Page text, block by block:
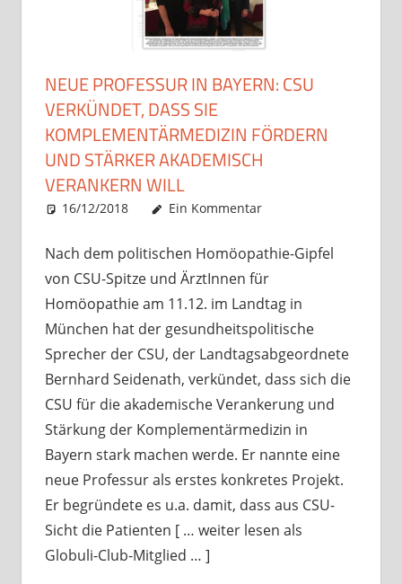
NEUE PROFESSUR IN BAYERN: CSU
VERKÜNDET, DASS SIE
KOMPLEMENTÄRMEDIZIN FÖRDERN
UND STÄRKER AKADEMISCH
VERANKERN WILL
16/12/2018 Christian J. Becker
Allgemein
Ein Kommentar
Nach dem politischen Homöopathie-Gipfel
von CSU-Spitze und ÄrztInnen für
Homöopathie am 11.12. im Landtag in
München hat der gesundheitspolitische
Sprecher der CSU, der Landtagsabgeordnete
Bernhard Seidenath, verkündet, dass sich die
CSU für die akademische Verankerung und
Stärkung der Komplementärmedizin in
Bayern stark machen werde. Er nannte eine
neue Professur als erstes konkretes Projekt.
Er begründete es u.a. damit, dass aus CSU-
Sicht die Patienten [ … weiter lesen als
Globuli-Club-Mitglied … ]